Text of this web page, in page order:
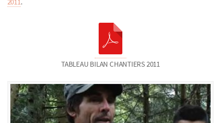
2011.
TABLEAU BILAN CHANTIERS 2011